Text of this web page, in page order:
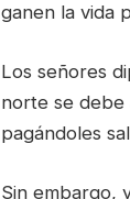
ganen la vida
Los señores
norte se debe
pagándoles
Sin embargo,